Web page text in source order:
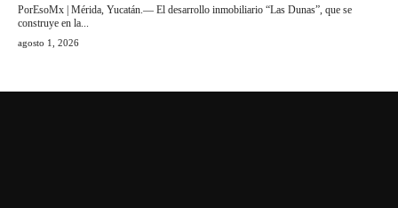
PorEsoMx | Mérida, Yucatán.— El desarrollo inmobiliario “Las Dunas”, que se
construye en la...
agosto 1, 2026